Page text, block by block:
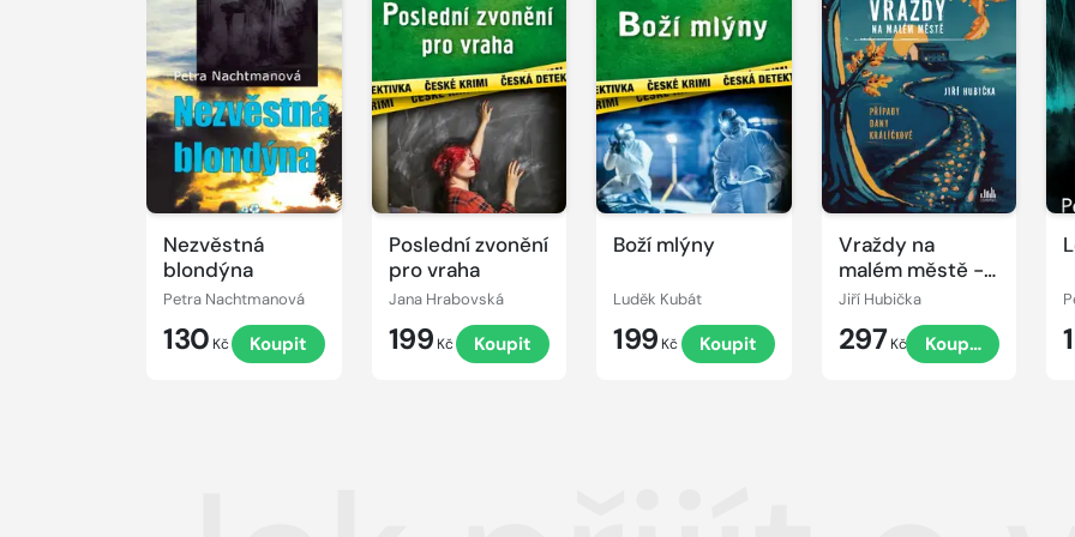
Nezvěstná
blondýna
Petra Nachtmanová
130 Kč Koupit
Poslední zvonění
pro vraha
Jana Hrabovská
199 Kč Koupit
Boží mlýny
Luděk Kubát
199 Kč Koupit
Vraždy na
malém městě -
Případy Dany
Králíčkové
Jiří Hubička
297 Kč Koupit